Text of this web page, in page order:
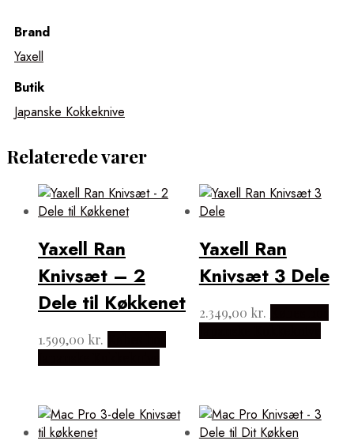
Brand
Yaxell
Butik
Japanske Kokkeknive
Relaterede varer
Yaxell Ran
Knivsæt – 2
Dele til Køkkenet
1.599,00 kr.
Yaxell Ran
Knivsæt 3 Dele
2.349,00 kr.